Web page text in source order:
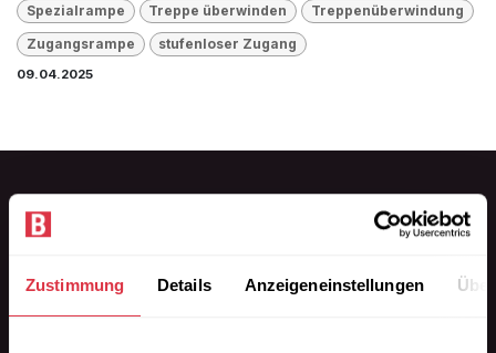
Zustimmung Details Anzeigeneinstellungen
Spezialrampe Treppe überwinden Treppenüberwindung
Zugangsrampe stufenloser Zugang
09.04.2025